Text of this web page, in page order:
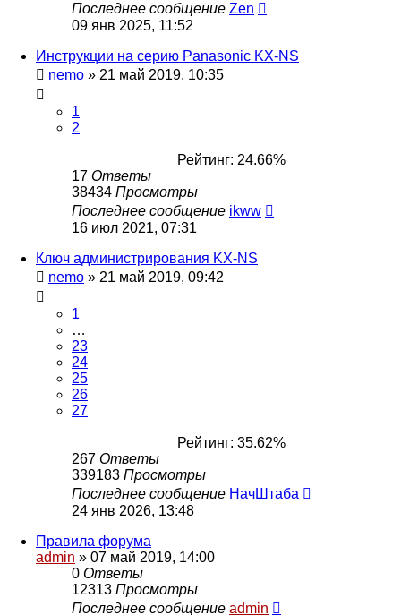
Последнее сообщение Zen
09 янв 2025, 11:52
Инструкции на серию Panasonic KX-NS
nemo » 21 май 2019, 10:35
1
2
Рейтинг: 24.66%
17 Ответы
38434 Просмотры
Последнее сообщение ikww
16 июл 2021, 07:31
Ключ администрирования KX-NS
nemo » 21 май 2019, 09:42
1
…
23
24
25
26
27
Рейтинг: 35.62%
267 Ответы
339183 Просмотры
Последнее сообщение НачШтаба
24 янв 2026, 13:48
Правила форума
admin » 07 май 2019, 14:00
0 Ответы
12313 Просмотры
Последнее сообщение admin